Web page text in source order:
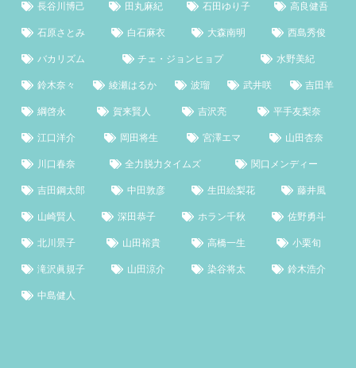
長谷川博己 田丸麻紀 石田ゆり子 高良健吾
石原さとみ 白石麻衣 大森南明 西島秀俊
バカリズム チェ・ジョンヒョプ 水野美紀
鈴木奈々 綾瀬はるか 波瑠 武井咲 吉田羊
綱啓永 賀来賢人 吉沢亮 平手友梨奈
江口洋介 岡田将生 宮澤エマ 山田杏奈
川口春奈 全力脱力タイムズ 関口メンディー
吉田鋼太郎 中田敦彦 生田絵梨花 藤井風
山崎賢人 深田恭子 ホラン千秋 佐野勇斗
北川景子 山田裕貴 高橋一生 小栗旬
滝沢眞規子 山田涼介 染谷将太 鈴木浩介
中島健人